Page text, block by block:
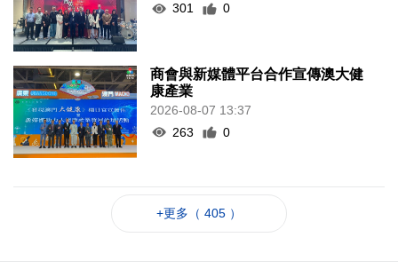
301
0
商會與新媒體平台合作宣傳澳大健
康產業
2026-08-07 13:37
263
0
+更多（ 405 ）